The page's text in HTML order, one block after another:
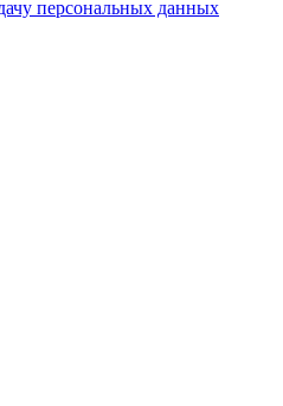
персональных данных